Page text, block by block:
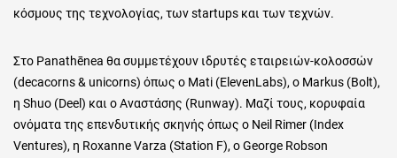
κόσμους της τεχνολογίας, των startups και των τεχνών.
Στο Panathēnea θα συμμετέχουν ιδρυτές εταιρειών-κολοσσών
(decacorns & unicorns) όπως ο Mati (ElevenLabs), ο Markus (Bolt),
η Shuo (Deel) και ο Αναστάσης (Runway). Μαζί τους, κορυφαία
ονόματα της επενδυτικής σκηνής όπως ο Neil Rimer (Index
Ventures), η Roxanne Varza (Station F), ο George Robson